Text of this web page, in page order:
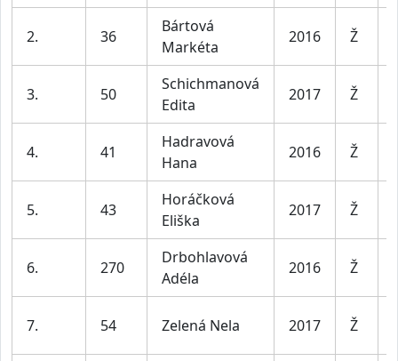
2. 36
Bártová
Markéta
2016 Ž
3. 50
Schichmanová
Edita
2017 Ž
4. 41
Hadravová
Hana
2016 Ž
5. 43
Horáčková
Eliška
2017 Ž
6. 270
Drbohlavová
Adéla
2016 Ž
7. 54 Zelená Nela 2017 Ž